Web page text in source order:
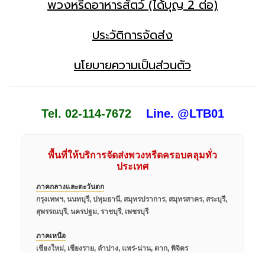
พวงหรีดอาหารสัตว์ (ได้บุญ 2 ต่อ)
ประวัติการจัดส่ง
นโยบายความเป็นส่วนตัว
Tel. 02-114-7672 Line. @LTB01
พื้นที่ให้บริการจัดส่งพวงหรีดครอบคลุมทั่ว
ประเทศ
ภาคกลางและตะวันตก
กรุงเทพฯ, นนทบุรี, ปทุมธานี, สมุทรปราการ, สมุทรสาคร, สระบุรี,
สุพรรณบุรี, นครปฐม, ราชบุรี, เพชรบุรี
ภาคเหนือ
เชียงใหม่, เชียงราย, ลำปาง, แพร่-น่าน, ตาก, พิจิตร